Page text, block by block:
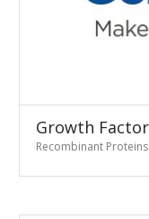
Growth
Recombinant